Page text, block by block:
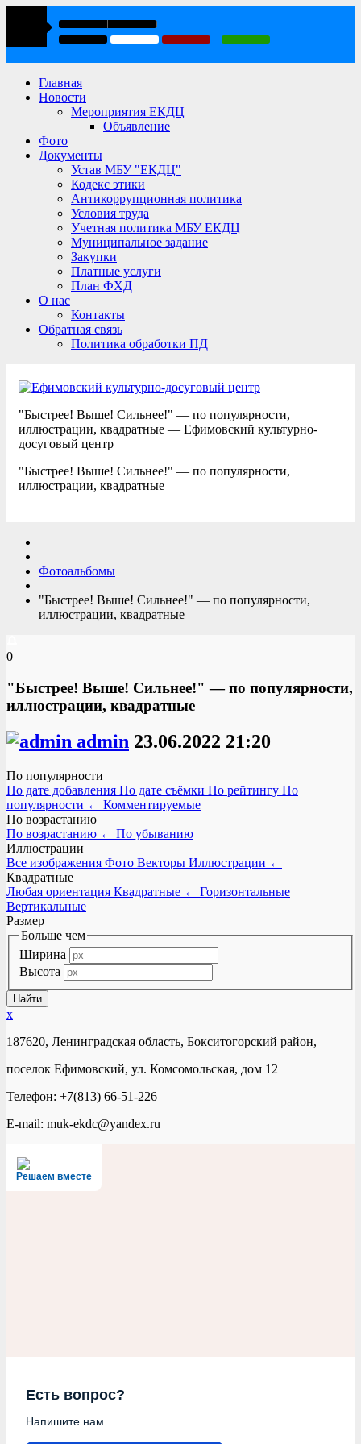
Главная
Новости
Мероприятия ЕКДЦ
Объявление
Фото
Документы
Устав МБУ "ЕКДЦ"
Кодекс этики
Антикоррупционная политика
Условия труда
Учетная политика МБУ ЕКДЦ
Муниципальное задание
Закупки
Платные услуги
План ФХД
О нас
Контакты
Обратная связь
Политика обработки ПД
"Быстрее! Выше! Сильнее!" — по популярности,
иллюстрации, квадратные — Ефимовский культурно-
досуговый центр
"Быстрее! Выше! Сильнее!" — по популярности,
иллюстрации, квадратные
Фотоальбомы
"Быстрее! Выше! Сильнее!" — по популярности,
иллюстрации, квадратные
0
"Быстрее! Выше! Сильнее!" — по популярности,
иллюстрации, квадратные
admin 23.06.2022 21:20
По популярности
По дате добавления По дате съёмки По рейтингу По
популярности ← Комментируемые
По возрастанию
По возрастанию ← По убыванию
Иллюстрации
Все изображения Фото Векторы Иллюстрации ←
Квадратные
Любая ориентация Квадратные ← Горизонтальные
Вертикальные
Размер
Больше чем
Ширина
Высота
x
187620, Ленинградская область, Бокситогорский район,
поселок Ефимовский, ул. Комсомольская, дом 12
Телефон: +7(813) 66-51-226
E-mail: muk-ekdc@yandex.ru
Решаем вместе
Есть вопрос?
Напишите нам